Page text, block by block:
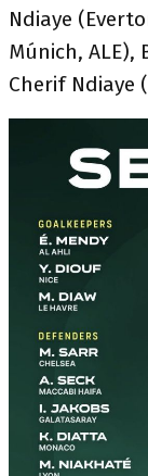
Ndiaye
Múnich, ALE),
Cherif Ndiaye